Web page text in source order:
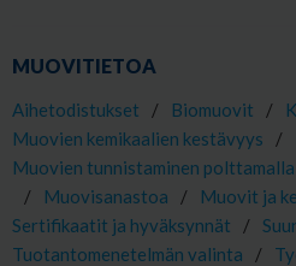
MUOVITIETOA
Aihetodistukset / Biomuovit /
Muovien kemikaalien kestävyys
/
Muovien tunnistaminen polttamalla
/
Muovisanastoa / Muovit ja
Sertifikaatit ja hyväksynnät
/
Tuotantomenetelmän valinta
/